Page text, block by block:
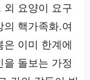
외 요양이 요구
핵가족화․여
은 이미 한계에
을 돌보는 가정